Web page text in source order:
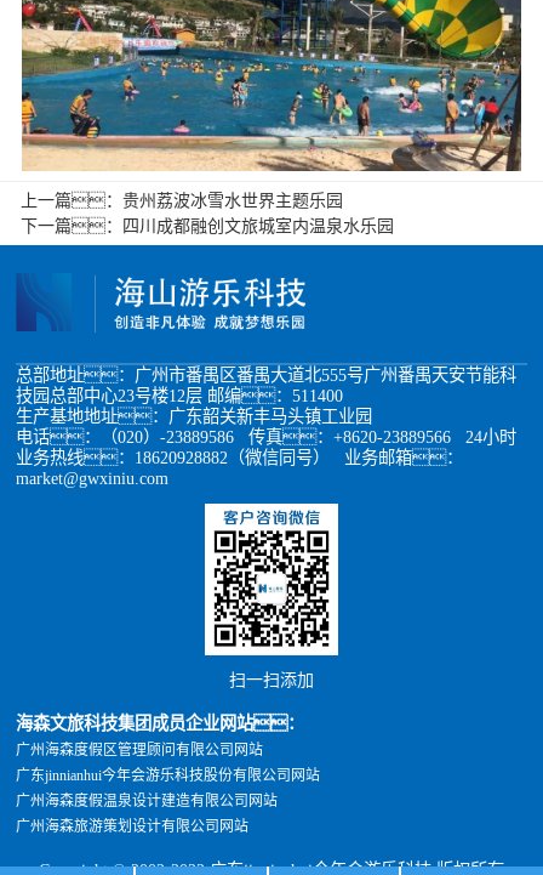
上一篇： 贵州荔波冰雪水世界主题乐园
下一篇：
四川成都融创文旅城室内温泉水乐园
总部地址：广州市番禺区番禺大道北555号广州番禺天安节能科
技园总部中心23号楼12层 邮编：511400
生产基地地址：广东韶关新丰马头镇工业园
电话：（020）-23889586 传真：+8620-23889566 24小时
业务热线：18620928882（微信同号） 业务邮箱：
market@gwxiniu.com
扫一扫添加
海森文旅科技集团成员企业网站：
广州海森度假区管理顾问有限公司网站
广东jinnianhui今年会游乐科技股份有限公司网站
广州海森度假温泉设计建造有限公司网站
广州海森旅游策划设计有限公司网站
Copyright © 2002-2022 广东jinnianhui今年会游乐科技 版权所有